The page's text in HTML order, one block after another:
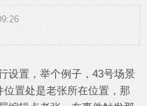
设置，举个例子，43号场景
置处是老张所在位置，那